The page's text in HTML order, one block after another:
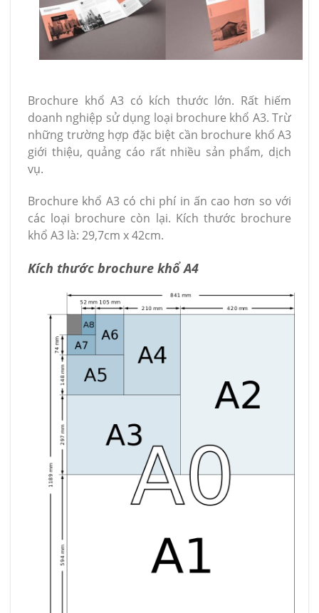
Brochure khổ A3 có kích thước lớn. Rất hiếm
doanh nghiệp sử dụng loại brochure khổ A3. Trừ
những trường hợp đặc biệt cần brochure khổ A3
giới thiệu, quảng cáo rất nhiều sản phẩm, dịch
vụ.
Brochure khổ A3 có chi phí in ấn cao hơn so với
các loại brochure còn lại. Kích thước brochure
khổ A3 là: 29,7cm x 42cm.
Kích thước brochure khổ A4